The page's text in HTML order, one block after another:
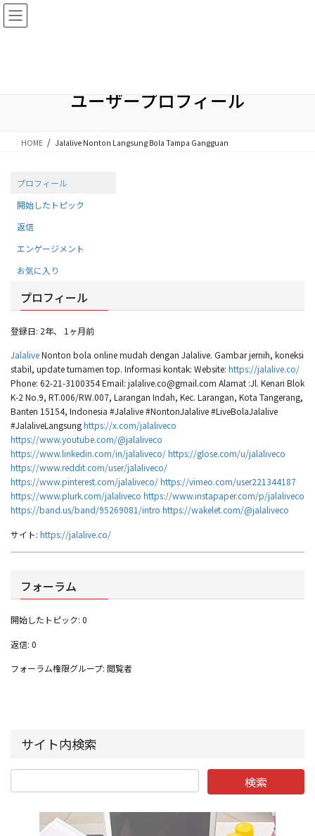
コ
ン
移
ナ
ビ
ン
ユーザープロフィール
HOME Jalalive Nonton Langsung Bola Tampa Gangguan
プロフィール
開始したトピック
返信
エンゲージメント
お気に入り
プロフィール
登録日: 2年、 1ヶ月前
JalaliveNonton bola online mudah dengan Jalalive. Gambar jernih, koneksi
stabil, update turnamen top. Informasi kontak: Website: https://jalalive.co/
Phone: 62-21-3100354 Email: jalalive.co@gmail.com Alamat :Jl. Kenari Blok
K-2 No.9, RT.006/RW.007, Larangan Indah, Kec. Larangan, Kota Tangerang,
Banten 15154, Indonesia #Jalalive #NontonJalalive #LiveBolaJalalive
#JalaliveLangsunghttps://x.com/jalaliveco
https://www.youtube.com/@jalaliveco
https://www.linkedin.com/in/jalaliveco/https://glose.com/u/jalaliveco
https://www.reddit.com/user/jalaliveco/
https://www.pinterest.com/jalaliveco/https://vimeo.com/user221344187
https://www.plurk.com/jalaliveco https://www.instapaper.com/p/jalaliveco
https://band.us/band/95269081/intro https://wakelet.com/@jalaliveco
サイト: https://jalalive.co/
フォーラム
開始したトピック: 0
返信: 0
フォーラム権限グループ: 閲覧者
サイト内検索